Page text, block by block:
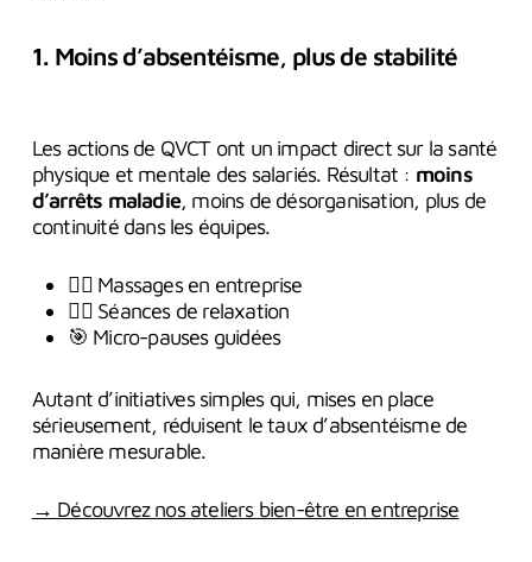
1. Moins d’absentéisme, plus de stabilité
Les actions de QVCT ont un impact direct sur la santé
physique et mentale des salariés. Résultat : moins
d’arrêts maladie, moins de désorganisation, plus de
continuité dans les équipes.
💆‍♀️ Massages en entreprise
🧘‍♂️ Séances de relaxation
🎯 Micro-pauses guidées
Autant d’initiatives simples qui, mises en place
sérieusement, réduisent le taux d’absentéisme de
manière mesurable.
→ Découvrez nos ateliers bien-être en entreprise